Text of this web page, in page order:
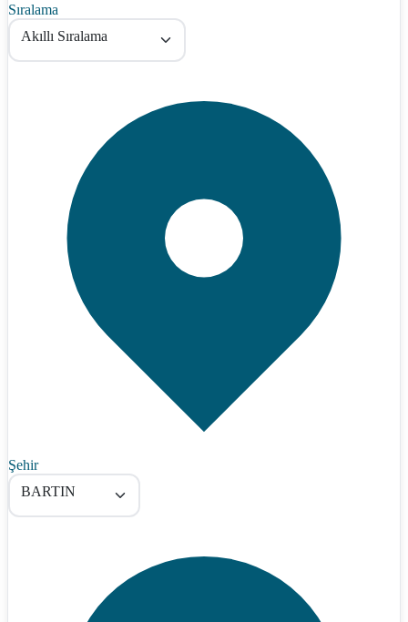
Sıralama
Akıllı Sıralama
Şehir
BARTIN